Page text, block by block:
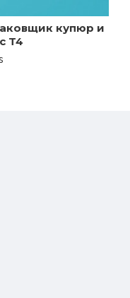
купюр и
T4